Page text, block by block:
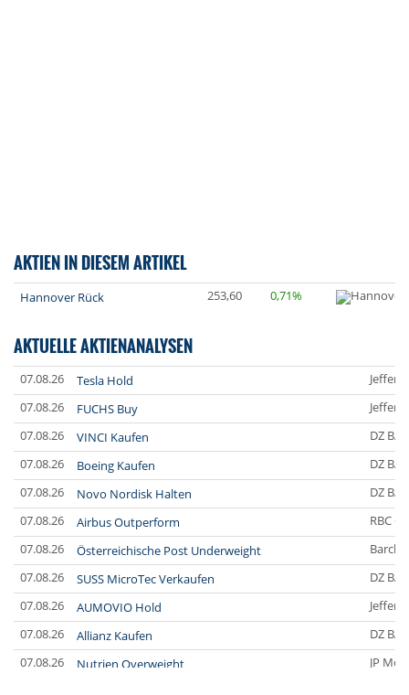
AKTIEN IN DIESEM ARTIKEL
Hannover Rück 253,60 0,71%
AKTUELLE AKTIENANALYSEN
07.08.26 Tesla Hold
07.08.26
FUCHS Buy
07.08.26
VINCI Kaufen
DZ
07.08.26
Boeing Kaufen
DZ
07.08.26
Novo Nordisk Halten
DZ
07.08.26
Airbus Outperform
RBC
07.08.26
Österreichische Post Underweight
07.08.26
SUSS MicroTec Verkaufen
DZ
07.08.26
AUMOVIO Hold
07.08.26
Allianz Kaufen
DZ
07.08.26
Nutrien Overweight
JP